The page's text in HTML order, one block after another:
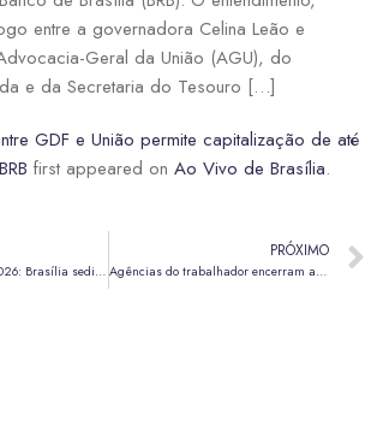
entre a governadora Celina Leão e
Geral da União (AGU), do
e da Secretaria do Tesouro […]
GDF e União permite capitalização de até
first appeared on Ao Vivo de Brasília.
ExpoDireito Brasil 2026: Brasília sedia o maior encontro jurídico multidisciplinar do país
PRÓXIMO
Agências do trabalhador encerram a semana com 1,5 mil vagas de emprego